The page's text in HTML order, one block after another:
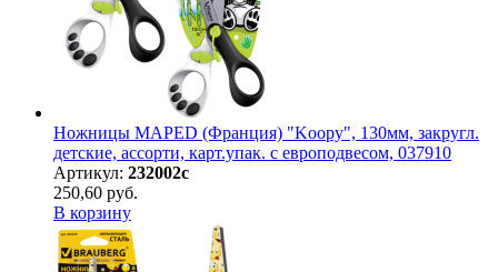
Ножницы MAPED (Франция) "Koopy", 130мм, закругл.
детские, ассорти, карт.упак. с европодвесом, 037910
Артикул: 232002с
250,60 руб.
В корзину